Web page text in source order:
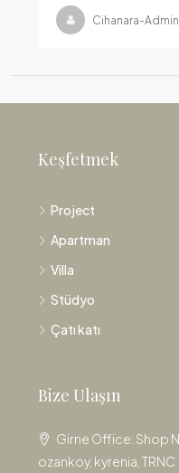
Cihanara-Admin
Keşfetmek
Project
Apartman
Villa
Stüdyo
Çatı katı
Bize Ulaşın
Girne Office: Shop
ozankoy, kyrenia, TRNC